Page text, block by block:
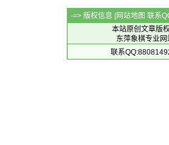
-=> 版权信息 [网站地图 联系
本站原创文章版
东萍象棋专业
联系